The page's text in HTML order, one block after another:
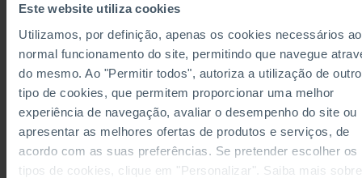
Este website utiliza cookies
Utilizamos, por definição, apenas os cookies necessários ao
normal funcionamento do site, permitindo que navegue
do mesmo. Ao "Permitir todos", autoriza a utilização de outro
tipo de cookies, que permitem proporcionar uma melhor
experiência de navegação, avaliar o desempenho do site ou
apresentar as melhores ofertas de produtos e serviços, de
acordo com as suas preferências. Se pretender escolher os
tipos de cookies, clique em "Personalizar". Saiba mais sobre
Algarve
Região Autónoma dos Açores
5.4
Região Autónoma dos Açores
77.7 79.5
5.4
Região Autónoma da Madeira
67.5 90.3
10.9
Região Autónoma da Madeira
67.5 90.3 10.9
Data according to the 2024 version of the
Nomenclature of Territorial Units for Statistical
Purposes (NUTS). For data from the 2013 Version
NUTS II and III, updated to January 2024, see the
Excel archive file availablehere.